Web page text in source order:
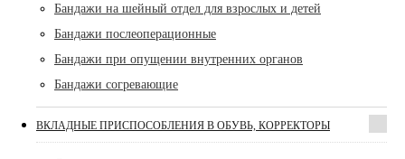
Бандажи на шейный отдел для взрослых и детей
Бандажи послеоперационные
Бандажи при опущении внутренних органов
Бандажи согревающие
ВКЛАДНЫЕ ПРИСПОСОБЛЕНИЯ В ОБУВЬ, КОРРЕКТОРЫ